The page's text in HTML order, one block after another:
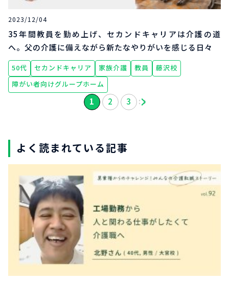
2023/12/04
35年間教員を勤め上げ、セカンドキャリアは介護の道
へ。父の介護に備えながら新たなやりがいを感じる日々
50代 セカンドキャリア 家族介護 教員
藤沢校
障がい者向けグループホーム
1 2 3
よく読まれている記事